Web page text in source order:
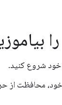
محافظت از